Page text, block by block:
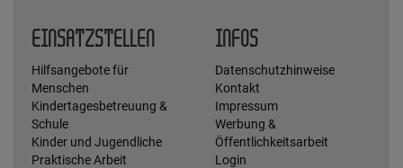
EINSATZSTELLEN
Hilfsangebote für
Menschen
Kindertagesbetreuung &
Schule
Kinder und Jugendliche
Praktische Arbeit
INFOS
Datenschutzhinweise
Kontakt
Impressum
Werbung &
Öffentlichkeitsarbeit
Login